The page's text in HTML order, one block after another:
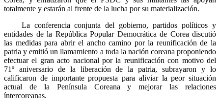
totalmente y estarán al frente de la lucha por su materialización.
La conferencia conjunta del gobierno, partidos políticos y
entidades de la República Popular Democrática de Corea discutió
las medidas para abrir el ancho camino por la reunificación de la
patria y emitió un llamamiento a toda la nación coreana proponiendo
efectuar el gran acto nacional por la reunificación con motivo del
71º aniversario de la liberación de la patria, subrayaron y lo
calificaron de importante propuesta para aliviar la peor situación
actual de la Península Coreana y mejorar las relaciones
íntercoreanas.